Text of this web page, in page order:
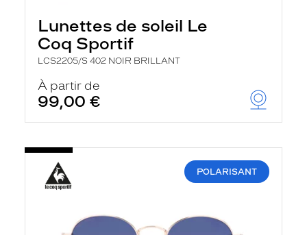
Lunettes de soleil Le
Coq Sportif
LCS2205/S 402 NOIR BRILLANT
À partir de
99,00 €
POLARISANT